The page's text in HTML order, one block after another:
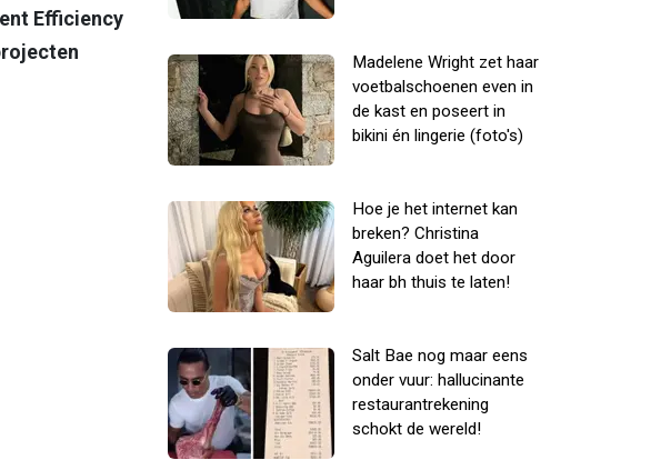
Efficiency
Madelene Wright zet haar
voetbalschoenen even in
de kast en poseert in
bikini én lingerie (foto's)
Hoe je het internet kan
breken? Christina
Aguilera doet het door
haar bh thuis te laten!
Salt Bae nog maar eens
onder vuur: hallucinante
restaurantrekening
schokt de wereld!